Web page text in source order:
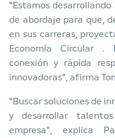
"Estamos
de abordaje para que,
en sus carreras,
Economía Circular .
conexión y rápida
innovadoras", afirma
"Buscar soluciones de
y desarrollar
empresa", explica